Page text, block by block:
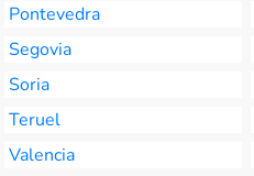
Pontevedra
Segovia
Soria
Teruel
Valencia